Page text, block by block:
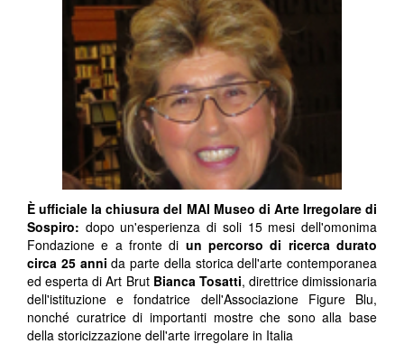
È ufficiale la chiusura del MAI Museo di Arte Irregolare di
Sospiro: dopo un'esperienza di soli 15 mesi dell'omonima
Fondazione e a fronte di un percorso di ricerca durato
circa 25 annida parte della storica dell'arte contemporanea
ed esperta di Art Brut Bianca Tosatti, direttrice dimissionaria
dell'istituzione e fondatrice dell'Associazione Figure Blu,
nonché curatrice di importanti mostre che sono alla base
della storicizzazione dell'arte irregolare in Italia